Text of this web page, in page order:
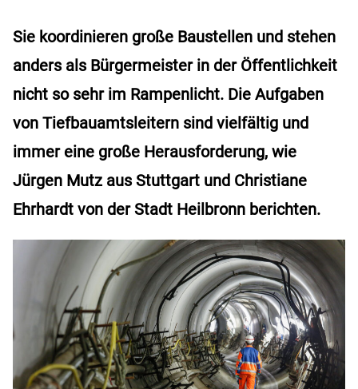
Sie koordinieren große Baustellen und stehen
anders als Bürgermeister in der Öffentlichkeit
nicht so sehr im Rampenlicht. Die Aufgaben
von Tiefbauamtsleitern sind vielfältig und
immer eine große Herausforderung, wie
Jürgen Mutz aus Stuttgart und Christiane
Ehrhardt von der Stadt Heilbronn berichten.